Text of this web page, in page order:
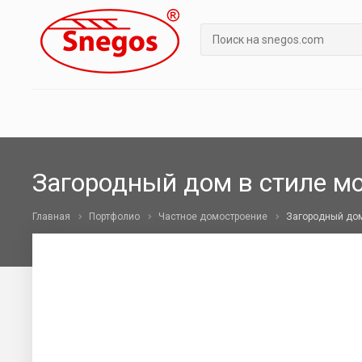
Загородный дом в стиле
Главная Портфолио Частное домостроение Загородный